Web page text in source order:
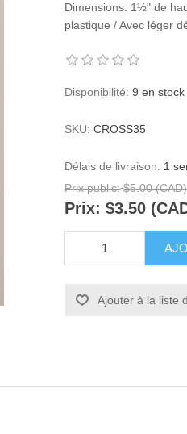
Dimensions: 1½" de
plastique / Avec léger
Disponibilité: 9 en stock
SKU: CROSS35
Délais de livraison: 1
Prix public: $5.00 (CAD)
Prix: $3.50
Ajouter à la liste